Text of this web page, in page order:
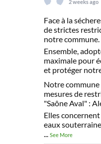
2 weeks ago
Face à la
de strictes
notre commune.
Ensemble,
maximale pour
et protéger
Notre commune
mesures de
"Saône Aval" :
Elles
eaux
... See More